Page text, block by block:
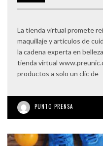
La tienda virtual promete
maquillaje y artículos de
la cadena experta en
tienda virtual
productos a solo un clic de
PUNTO PRENSA